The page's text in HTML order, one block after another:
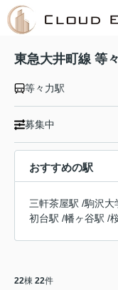
東急大井町線 等
等々力駅
募集中
おすすめの駅
三軒茶屋駅 /駒沢大
初台駅 /幡ヶ谷駅 /
22棟 22件